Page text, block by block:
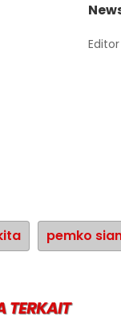
Editor
pemko
TERKAIT